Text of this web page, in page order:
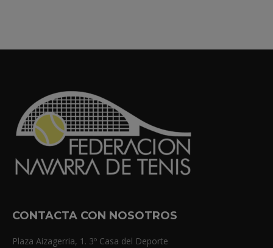
CONTACTA CON NOSOTROS
Plaza Aizagerria, 1. 3º Casa del Deporte